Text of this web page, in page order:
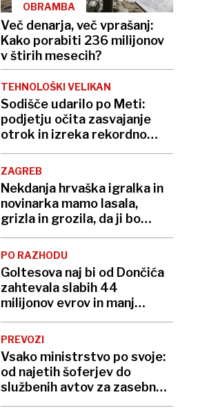
OBRAMBA
Več denarja, več vprašanj:
Kako porabiti 236 milijonov
v štirih mesecih?
TEHNOLOŠKI VELIKAN
Sodišče udarilo po Meti:
podjetju očita zasvajanje
otrok in izreka rekordno
kazen
ZAGREB
Nekdanja hrvaška igralka in
novinarka mamo lasala,
grizla in grozila, da ji bo
»utrgala glavo«
PO RAZHODU
Goltesova naj bi od Dončića
zahtevala slabih 44
milijonov evrov in manj
stikov z otrokoma
PREVOZI
Vsako ministrstvo po svoje:
od najetih šoferjev do
službenih avtov za zasebno
rabo